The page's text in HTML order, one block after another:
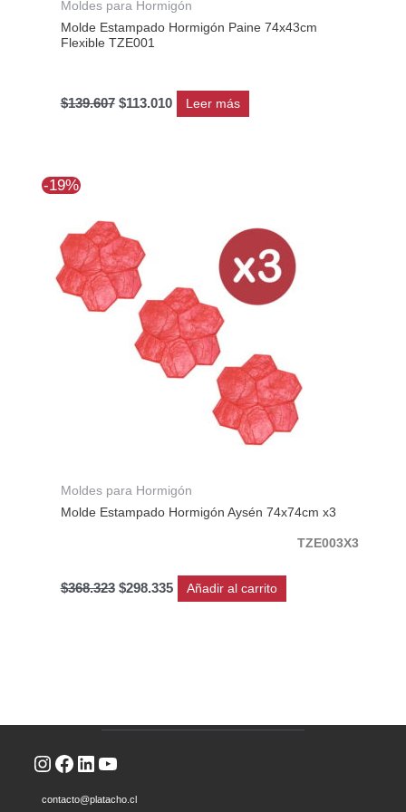
Moldes para Hormigón
Molde Estampado Hormigón Paine 74x43cm
Flexible TZE001
$139.607 $113.010 Leer más
-19%
Moldes para Hormigón
Molde Estampado Hormigón Aysén 74x74cm x3
TZE003X3
$368.323
era:
$368.323.
$298.335
$298.335.
Añadir al carrito
Instagram
Facebook
LinkedIn
YouTube
contacto@platacho.cl